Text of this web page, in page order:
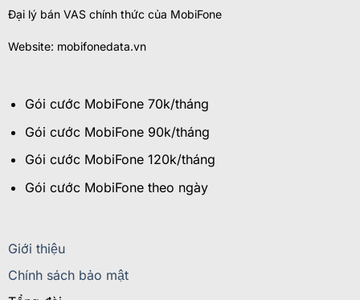
Đại lý bán VAS chính thức của MobiFone
Website: mobifonedata.vn
Gói cước MobiFone 70k/tháng
Gói cước MobiFone 90k/tháng
Gói cước MobiFone 120k/tháng
Gói cước MobiFone theo ngày
Giới thiệu
Chính sách bảo mật